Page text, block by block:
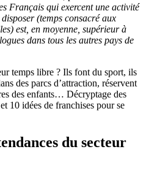
Français qui exercent une activité
(temps consacré aux
est, en moyenne, supérieur à
dans tous les autres pays de
temps libre ? Ils font du sport, ils
des parcs d’attraction, réservent
des enfants… Décryptage des
10 idées de franchises pour se
du secteur